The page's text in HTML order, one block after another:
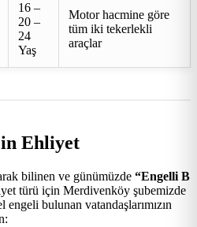
16 –
20 –
24
Yaş
Motor hacmine göre
tüm iki tekerlekli
araçlar
Ehliyet
bilinen ve günümüzde “Engelli B
türü için Merdivenköy şubemizde
bulunan vatandaşlarımızın